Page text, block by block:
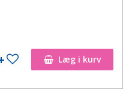
Læg i kurv